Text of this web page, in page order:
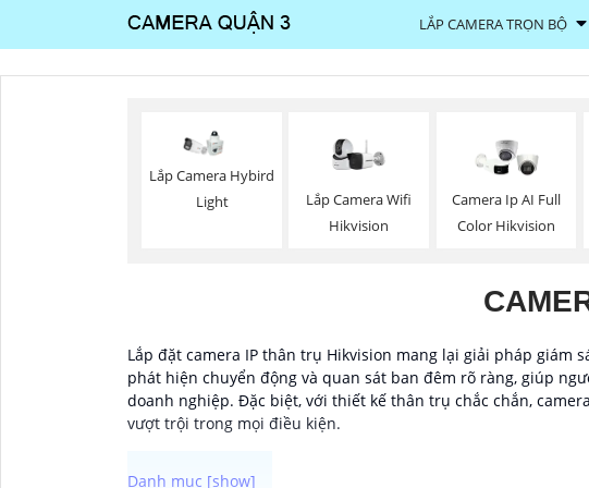
LẮP CAMERA TRỌN BỘ
Lắp Camera Hybird
Light
Lắp Camera Wifi
Hikvision
Camera Ip AI Full
Color Hikvision
Lắp đặt camera IP thân trụ Hikvision mang lại giải pháp giám
phát hiện chuyển động và quan sát ban đêm rõ ràng, giúp
doanh nghiệp. Đặc biệt, với thiết kế thân trụ chắc chắn,
vượt trội trong mọi điều kiện.